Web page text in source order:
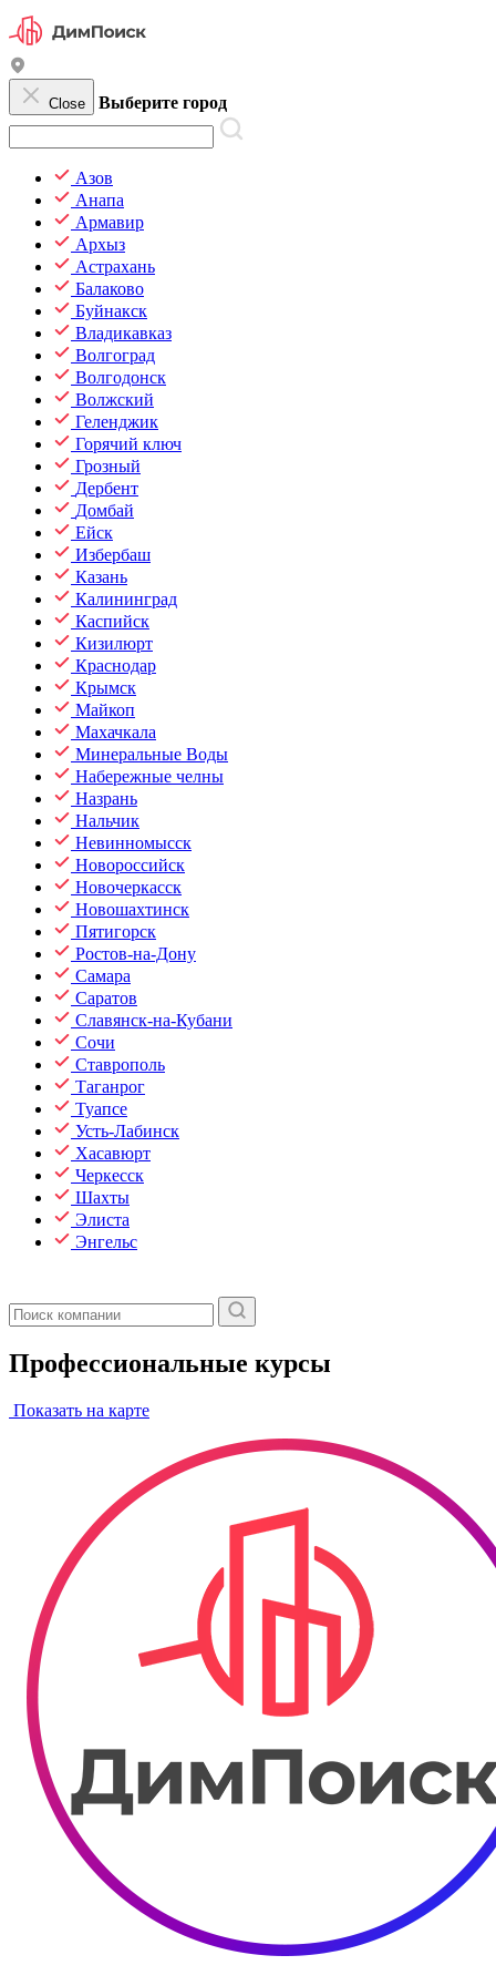
Close Выберите город
Азов
Анапа
Армавир
Архыз
Астрахань
Балаково
Буйнакск
Владикавказ
Волгоград
Волгодонск
Волжский
Геленджик
Горячий ключ
Грозный
Дербент
Домбай
Ейск
Избербаш
Казань
Калининград
Каспийск
Кизилюрт
Краснодар
Крымск
Майкоп
Махачкала
Минеральные Воды
Набережные челны
Назрань
Нальчик
Невинномысск
Новороссийск
Новочеркасск
Новошахтинск
Пятигорск
Ростов-на-Дону
Самара
Саратов
Славянск-на-Кубани
Сочи
Ставрополь
Таганрог
Туапсе
Усть-Лабинск
Хасавюрт
Черкесск
Шахты
Элиста
Энгельс
Профессиональные курсы
Показать на карте